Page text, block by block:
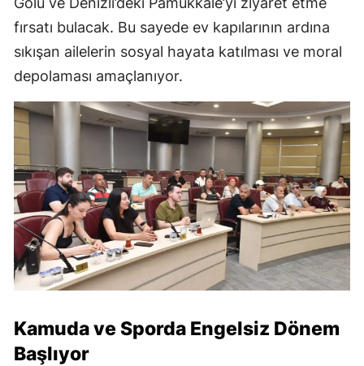
fırsatı bulacak. Bu sayede ev kapılarının ardına
sıkışan ailelerin sosyal hayata katılması ve moral
depolaması amaçlanıyor.
Kamuda ve Sporda Engelsiz Dönem
Başlıyor